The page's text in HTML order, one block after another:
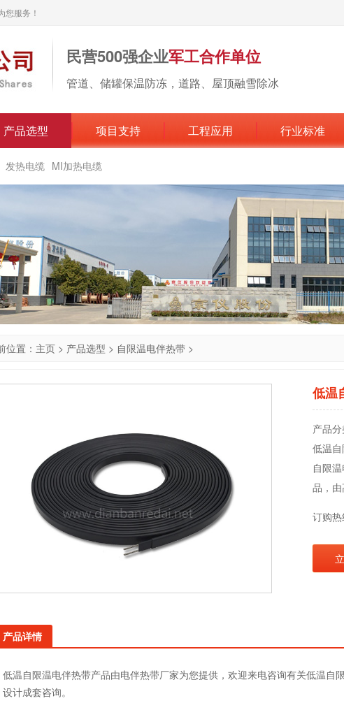
您服务！
民营500强企业军工合作单位
管道、储罐保温防冻，道路、屋顶融雪除冰
产品选型 项目支持 工程应用 行业标准
发热电缆 MI加热电缆
位置： 主页 > 产品选型 > 自限温电伴热带 >
低温
产品
低温
自限
品，
订购热
产品详情
低温自限温电伴热带产品由电伴热带厂家为您提供，欢迎来电咨询有关低温
设计成套咨询。